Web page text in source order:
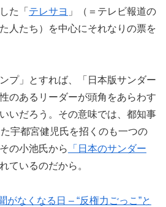
た「 テレサヨ 」（＝テレビ報道の
人たち）を中心にそれなりの票を
プ」とすれば、「日本版サンダー
のあるリーダーが頭角をあらわす
いだろう。その意味では、都知事
宇都宮健児氏を招くのも一つの
の小池氏から
「日本のサンダー
ているのだから。
がなくなる日 – “反権力ごっこ”と